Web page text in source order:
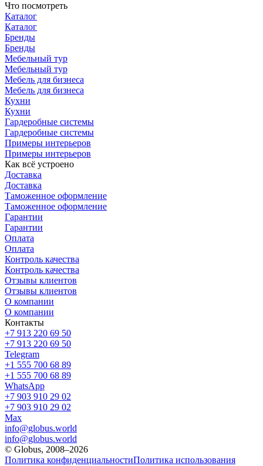
Что посмотреть
Каталог
Каталог
Бренды
Бренды
Мебельный тур
Мебельный тур
Мебель для бизнеса
Мебель для бизнеса
Кухни
Кухни
Гардеробные системы
Гардеробные системы
Примеры интерьеров
Примеры интерьеров
Как всё устроено
Доставка
Доставка
Таможенное оформление
Таможенное оформление
Гарантии
Гарантии
Оплата
Оплата
Контроль качества
Контроль качества
Отзывы клиентов
Отзывы клиентов
О компании
О компании
Контакты
+7 913 220 69 50
+7 913 220 69 50
Telegram
+1 555 700 68 89
+1 555 700 68 89
WhatsApp
+7 903 910 29 02
+7 903 910 29 02
Max
info@globus.world
info@globus.world
© Globus, 2008–2026
Политика конфиденциальностиПолитика использования